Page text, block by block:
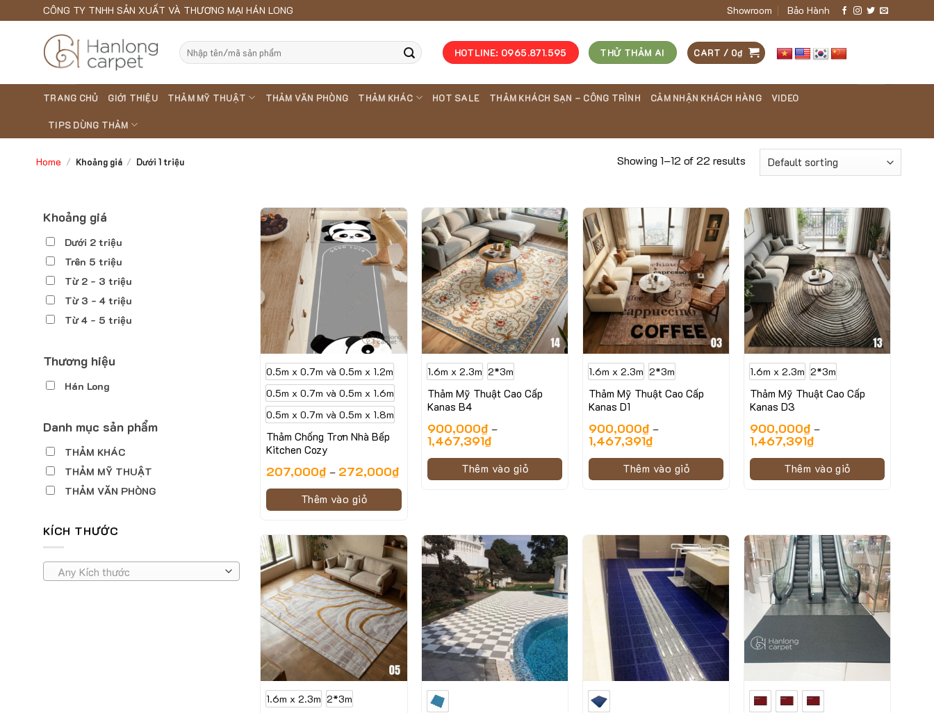
to
CÔNG TY TNHH SẢN XUẤT VÀ THƯƠNG MẠI HÁN LONG Showroom Bảo Hành
Search
for:
HOTLINE: 0965.871.595 THỬ THẢM AI CART / 0₫
TRANG CHỦ GIỚI THIỆU THẢM MỸ THUẬT THẢM VĂN PHÒNG THẢM KHÁC HOT SALE THẢM KHÁCH SẠN – CÔNG TRÌNH CẢM NHẬN KHÁCH HÀNG VIDEO
TIPS DÙNG THẢM
Home / Khoảng giá / Dưới 1 triệu Showing 1–12 of 22 results
Khoảng giá
Dưới 2 triệu
Trên 5 triệu
Từ 2 - 3 triệu
Từ 3 - 4 triệu
Từ 4 - 5 triệu
Thương hiệu
Hán Long
Danh mục sản phẩm
THẢM KHÁC
THẢM MỸ THUẬT
THẢM VĂN PHÒNG
KÍCH THƯỚC
Any Kích thước
0.5m x 0.7m và 0.5m x 1.2m
0.5m x 0.7m và 0.5m x 1.6m
0.5m x 0.7m và 0.5m x 1.8m
Thảm Chống Trơn Nhà Bếp
Kitchen Cozy
207,000₫ – 272,000₫
Thêm vào giỏ
1.6m x 2.3m 2*3m
Thảm Mỹ Thuật Cao Cấp
Kanas B4
900,000₫ –
1,467,391₫
Thêm vào giỏ
1.6m x 2.3m 2*3m
Thảm Mỹ Thuật Cao Cấp
Kanas D1
900,000₫ –
1,467,391₫
Thêm vào giỏ
1.6m x 2.3m 2*3m
Thảm Mỹ Thuật Cao Cấp
Kanas D3
900,000₫–
1,467,391₫
Thêm vào giỏ
1.6m x 2.3m 2*3m